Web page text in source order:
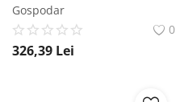
Gospodar
0
326,39 Lei